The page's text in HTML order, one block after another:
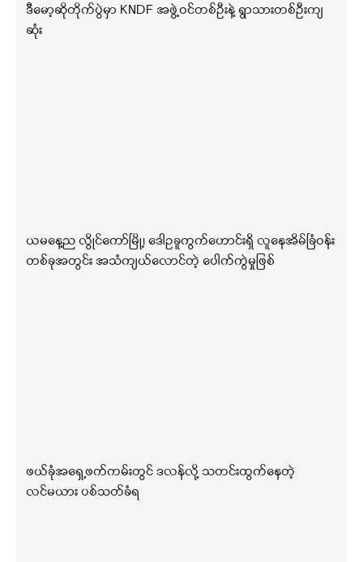
ဒီမော့ဆိုတိုက်ပွဲမှာ KNDF အဖွဲ့ဝင်တစ်ဦးနဲ့ ရွာသားတစ်ဦးကျ
ဆုံး
ယမနေ့ည လွိုင်ကော်မြို့၊ ဒေါဥခူကွက်ဟောင်းရှိ လူနေအိမ်ခြံဝန်း
တစ်ခုအတွင်း အသံကျယ်လောင်တဲ့ ပေါက်ကွဲမှုဖြစ်
ဖယ်ခုံအရှေ့ဖက်ကမ်းတွင် ဒလန်လို့ သတင်းထွက်နေတဲ့
လင်မယား ပစ်သတ်ခံရ